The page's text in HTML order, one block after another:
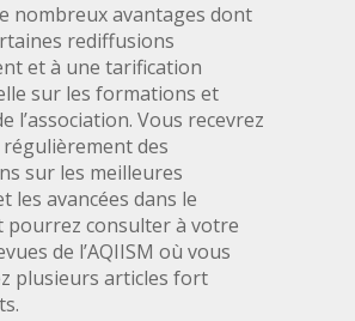
nombreux avantages dont
rediffusions
et à une tarification
sur les formations et
l’association. Vous recevrez
des
sur les meilleures
les avancées dans le
pourrez consulter à votre
de l’AQIISM où vous
plusieurs articles fort